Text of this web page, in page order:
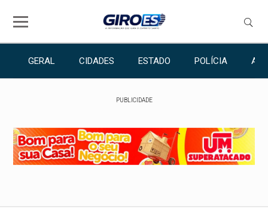
GERAL CIDADES ESTADO POLÍCIA
PUBLICIDADE